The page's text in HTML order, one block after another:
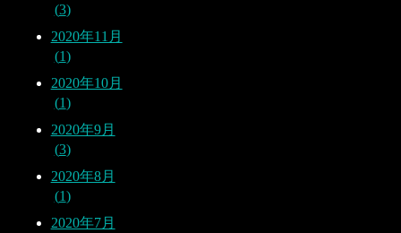
3
2020年11月
1
2020年10月
1
2020年9月
3
2020年8月
1
2020年7月